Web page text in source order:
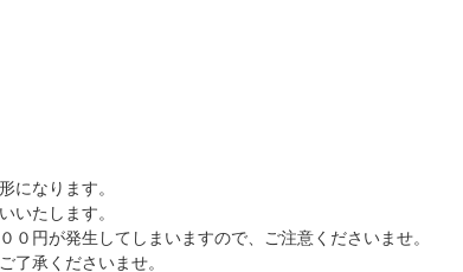
になります。
いたします。
０円が発生してしまいますので、ご注意くださいませ。
了承くださいませ。